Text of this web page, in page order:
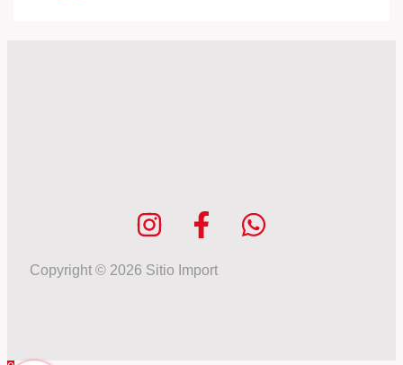
Copyright © 2026 Sitio Import